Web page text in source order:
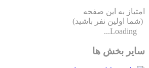
امتیاز به این صفحه
(شما اولین نفر باشید)
Loading...
سایر بخش ها